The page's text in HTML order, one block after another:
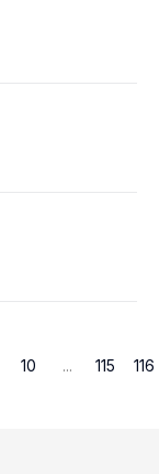
10 ... 115 116